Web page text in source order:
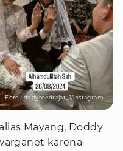
Foto : dodysoedrajat_1/instagram
Mayang, Doddy
karena